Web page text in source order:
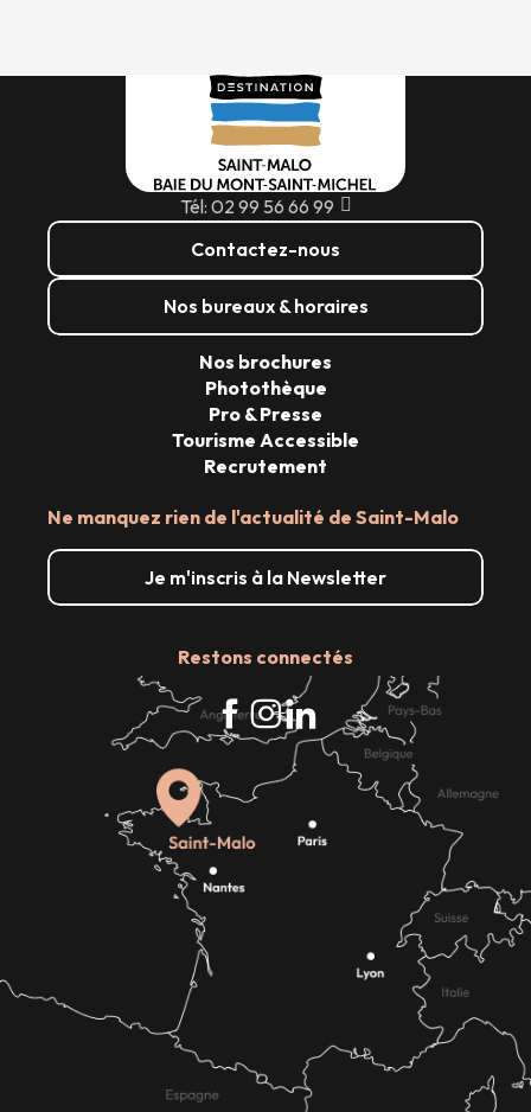
Tél: 02 99 56 66 99
Contactez-nous
Nos bureaux & horaires
Ne manquez rien de l'actualité de Saint-Malo
Je m'inscris à la Newsletter
Restons connectés
Nos brochures
Photothèque
Pro & Presse
Tourisme Accessible
Recrutement